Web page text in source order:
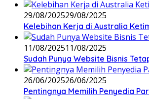
29/08/202529/08/2025
Kelebihan Kerja di Australia
11/08/202511/08/2025
Sudah Punya Website Bisnis
26/06/202526/06/2025
Pentingnya Memilih Penyedia